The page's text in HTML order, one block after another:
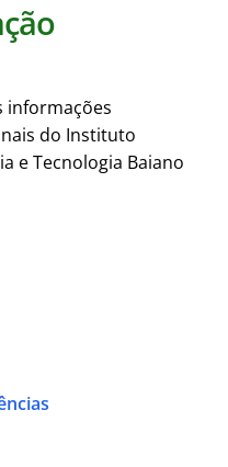
informações
do Instituto
e Tecnologia Baiano